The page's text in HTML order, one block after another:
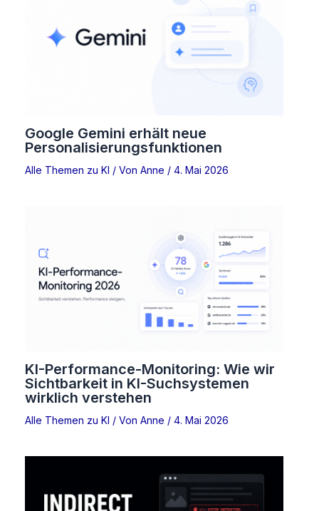
Google Gemini erhält neue
Personalisierungsfunktionen
Alle Themen zu KI / Von Anne / 4. Mai 2026
KI-Performance-Monitoring: Wie wir
Sichtbarkeit in KI-Suchsystemen
wirklich verstehen
Alle Themen zu KI / Von Anne / 4. Mai 2026